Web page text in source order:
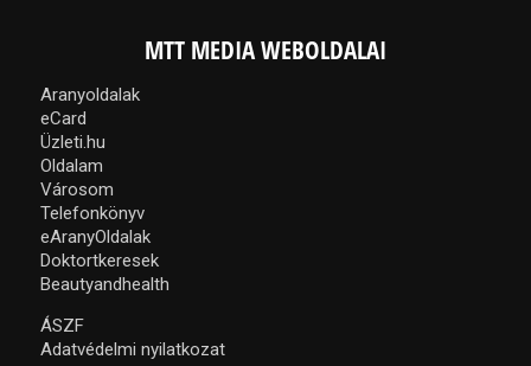
MTT MEDIA WEBOLDALAI
Aranyoldalak
eCard
Üzleti.hu
Oldalam
Városom
Telefonkönyv
eAranyOldalak
Doktortkeresek
Beautyandhealth
ÁSZF
Adatvédelmi nyilatkozat